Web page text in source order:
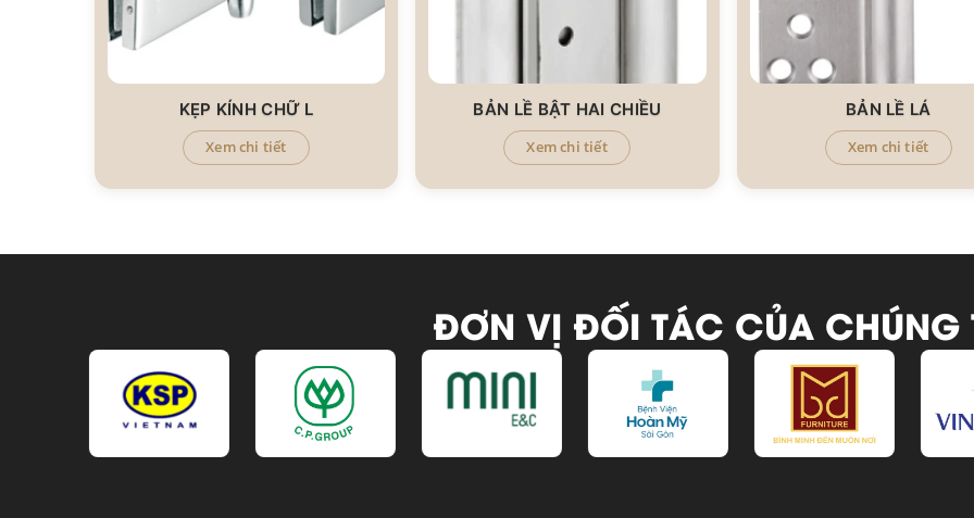
KẸP KÍNH CHỮ L
Xem chi tiết
BẢN LỀ BẬT HAI CHIỀU
Xem chi tiết
BẢN LỀ LÁ
Xem chi tiết
ĐƠN VỊ ĐỐI TÁC CỦA CHÚNG